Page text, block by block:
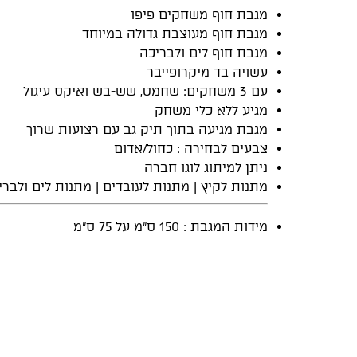
מגבת חוף משחקים פיפו
מגבת חוף מעוצבת גדולה במיוחד
מגבת חוף לים ולבריכה
עשויה בד מיקרופייבר
עם 3 משחקים: שחמט, שש-בש ואיקס עיגול
מגיע ללא כלי משחק
מגבת מגיעה בתוך תיק גב עם רצועות שרוך
צבעים לבחירה : כחול/אדום
ניתן למיתוג לוגו חברה
מתנות לקיץ | מתנות לעובדים | מתנות לים
מידות המגבת : 150 ס"מ על 75 ס"מ